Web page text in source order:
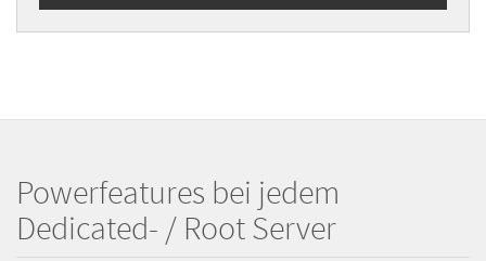
Powerfeatures bei jedem
Dedicated- / Root Server